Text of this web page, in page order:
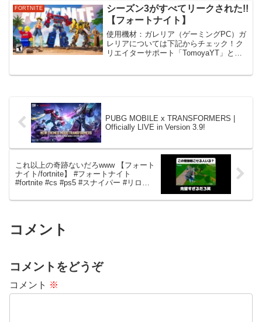
====================...
FORTNITE
シーズン3がすべてリークされた!!
【フォートナイト】
使用機材：ガレリア（​ゲーミングPC​）ガ
レリアについては下記からチェック​！ク
リエイターサポート「TomoyaYT」と入
PUBG MOBILE x TRANSFORMERS |
Officially LIVE in Version 3.9!
これ以上の奇跡ないだろwww 【フォート
ナイト/fortnite】 #フォートナイト
#fortnite #cs #ps5 #スナイパー #リロー
コメント
コメントをどうぞ
コメント ※